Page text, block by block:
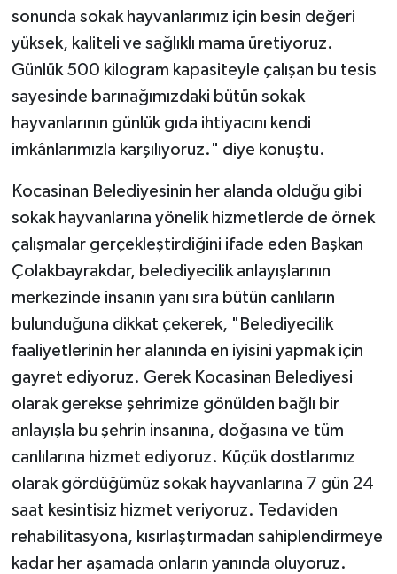
sonunda sokak hayvanlarımız için besin değeri
yüksek, kaliteli ve sağlıklı mama üretiyoruz.
Günlük 500 kilogram kapasiteyle çalışan bu tesis
sayesinde barınağımızdaki bütün sokak
hayvanlarının günlük gıda ihtiyacını kendi
imkânlarımızla karşılıyoruz." diye konuştu.
Kocasinan Belediyesinin her alanda olduğu gibi
sokak hayvanlarına yönelik hizmetlerde de örnek
çalışmalar gerçekleştirdiğini ifade eden Başkan
Çolakbayrakdar, belediyecilik anlayışlarının
merkezinde insanın yanı sıra bütün canlıların
bulunduğuna dikkat çekerek, "Belediyecilik
faaliyetlerinin her alanında en iyisini yapmak için
gayret ediyoruz. Gerek Kocasinan Belediyesi
olarak gerekse şehrimize gönülden bağlı bir
anlayışla bu şehrin insanına, doğasına ve tüm
canlılarına hizmet ediyoruz. Küçük dostlarımız
olarak gördüğümüz sokak hayvanlarına 7 gün 24
saat kesintisiz hizmet veriyoruz. Tedaviden
rehabilitasyona, kısırlaştırmadan sahiplendirmeye
kadar her aşamada onların yanında oluyoruz.